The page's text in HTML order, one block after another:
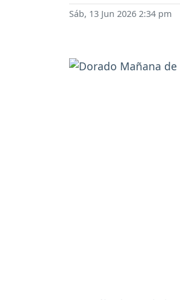
Sáb, 13 Jun 2026 2:34 pm